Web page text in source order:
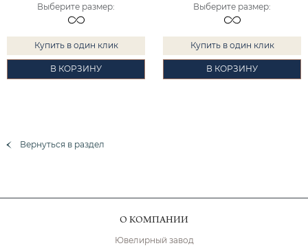
Выберите размер:
Купить в один клик
В КОРЗИНУ
Выберите размер:
Купить в один клик
В КОРЗИНУ
Вернуться в раздел
О КОМПАНИИ
Ювелирный завод